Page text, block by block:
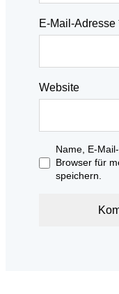
E-Mail-Adresse
Website
Name, E-
Browser für
speichern.